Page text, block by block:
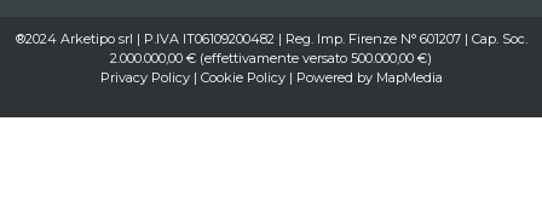
®2024 Arketipo srl | P.IVA IT06109200482 | Reg. Imp. Firenze N° 601207 | Cap. Soc.
2.000.000,00 € (effettivamente versato 500.000,00 €)
Privacy Policy| Cookie Policy| Powered by MapMedia